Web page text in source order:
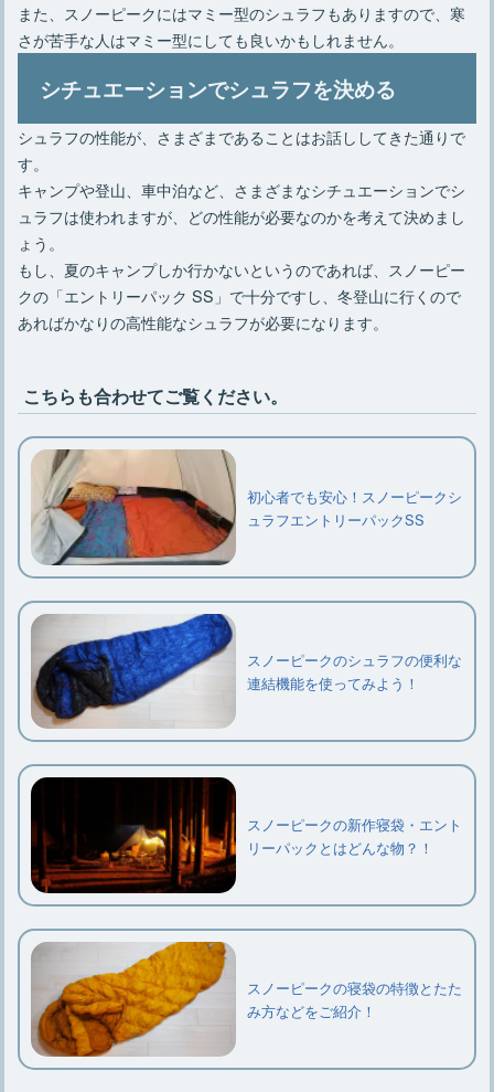
また、スノーピークにはマミー型のシュラフもありますので、寒
さが苦手な人はマミー型にしても良いかもしれません。
シチュエーションでシュラフを決める
シュラフの性能が、さまざまであることはお話ししてきた通りで
す。
キャンプや登山、車中泊など、さまざまなシチュエーションでシ
ュラフは使われますが、どの性能が必要なのかを考えて決めまし
ょう。
もし、夏のキャンプしか行かないというのであれば、スノーピー
クの「エントリーパック SS」で十分ですし、冬登山に行くので
あればかなりの高性能なシュラフが必要になります。
こちらも合わせてご覧ください。
初心者でも安心！スノーピークシ
ュラフエントリーパックSS
スノーピークのシュラフの便利な
連結機能を使ってみよう！
スノーピークの新作寝袋・エント
リーパックとはどんな物？！
スノーピークの寝袋の特徴とたた
み方などをご紹介！